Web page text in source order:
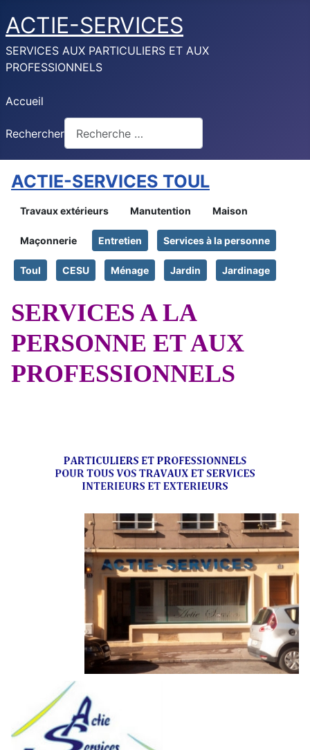
ACTIE-SERVICES
SERVICES AUX PARTICULIERS ET AUX
PROFESSIONNELS
Accueil
Rechercher
ACTIE-SERVICES TOUL
Travaux extérieurs Manutention Maison
Maçonnerie Entretien Services à la personne
Toul CESU Ménage Jardin Jardinage
SERVICES A LA
PERSONNE ET AUX
PROFESSIONNELS